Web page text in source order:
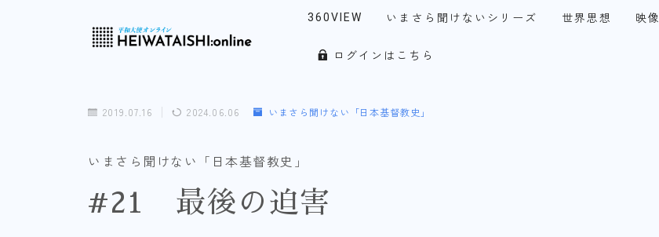
360VIEW
リアル・アメリカ
いまさら聞けないシリーズ 世界思想 映像
ログインはこちら
2019.07.16 2024.06.06 いまさら聞けない「日本基督教史」
いまさら聞けない「日本基督教史」
#21 最後の迫害